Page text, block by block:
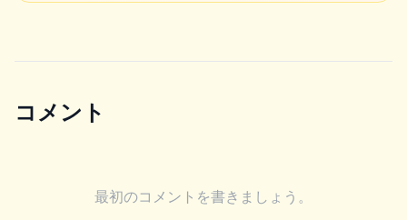
コメント
最初のコメントを書きましょう。